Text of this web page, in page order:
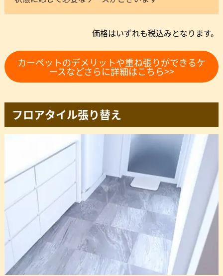
価格はいずれも税込みとなります。
カーペットのデメリットや重ね張りができるケ
ースなどさらに詳細はこちら>>
フロアタイル張り替え